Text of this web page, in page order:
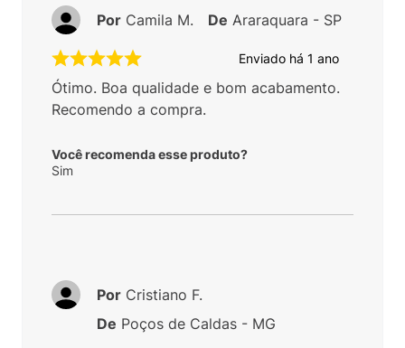
Enviado há 1 ano
Ótimo. Boa qualidade e bom acabamento.
Recomendo a compra.
Você recomenda esse produto?
Sim
Por Camila M. De Araraquara - SP
Por Cristiano F.
De Poços de Caldas - MG